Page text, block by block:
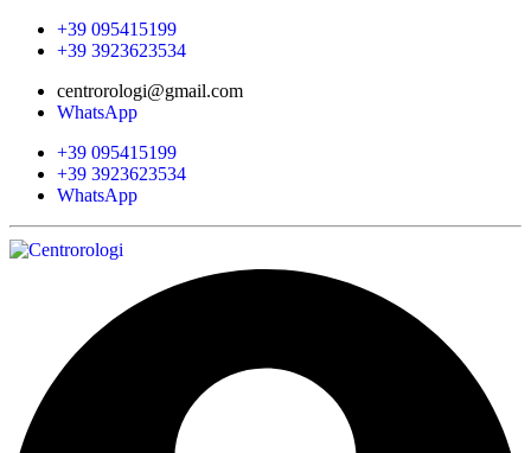
+39 095415199
+39 3923623534
centrorologi@gmail.com
WhatsApp
+39 095415199
+39 3923623534
WhatsApp